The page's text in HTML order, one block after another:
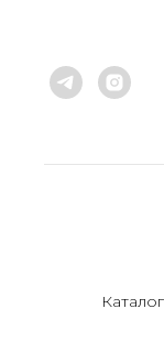
Каталог